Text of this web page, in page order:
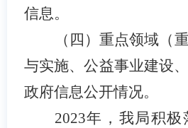
信息。
（四）重点领域（
与实施、公益事业建设
政府信息公开情况。
2023年，我局积极